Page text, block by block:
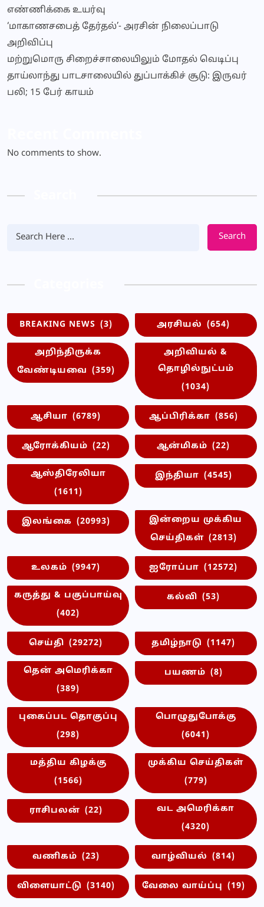
எண்ணிக்கை உயர்வு
‘மாகாணசபைத் தேர்தல்’- அரசின் நிலைப்பாடு
அறிவிப்பு
மற்றுமொரு சிறைச்சாலையிலும் மோதல் வெடிப்பு
தாய்லாந்து பாடசாலையில் துப்பாக்கிச் சூடு: இருவர்
பலி; 15 பேர் காயம்
No comments to show.
Search
BREAKING NEWS (3) அரசியல் (654)
அறிந்திருக்க
வேண்டியவை (359)
அறிவியல் &
தொழில்நுட்பம்
(1034)
ஆசியா (6789) ஆப்பிரிக்கா (856)
ஆரோக்கியம் (22) ஆன்மிகம் (22)
ஆஸ்திரேலியா
(1611)
இந்தியா (4545)
இலங்கை (20993)
இன்றைய முக்கிய
செய்திகள் (2813)
உலகம் (9947) ஐரோப்பா (12572)
கருத்து & பகுப்பாய்வு
(402)
கல்வி (53)
செய்தி (29272) தமிழ்நாடு (1147)
தென் அமெரிக்கா
(389)
பயணம் (8)
புகைப்பட தொகுப்பு
(298)
பொழுதுபோக்கு
(6041)
மத்திய கிழக்கு
(1566)
முக்கிய செய்திகள்
(779)
ராசிபலன் (22)
வட அமெரிக்கா
(4320)
வணிகம் (23) வாழ்வியல் (814)
விளையாட்டு (3140) வேலை வாய்ப்பு (19)